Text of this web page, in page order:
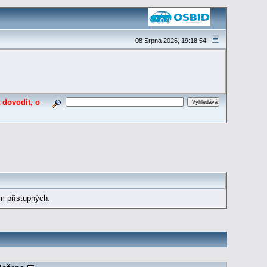
08 Srpna 2026, 19:18:54
dovodit, o
přístupných.